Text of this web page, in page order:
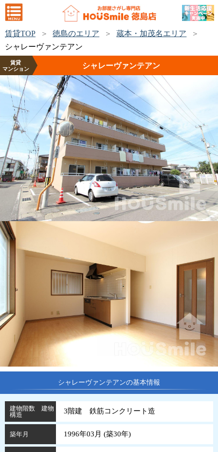
賃貸TOP 徳島のエリア
蔵本・加茂名エリア
シャレーヴァンテアン
賃貸
マンション
シャレーヴァンテアン
シャレーヴァンテアンの基本情報
建物階数 建物
構造
3階建 鉄筋コンクリート造
築年月 1996年03月 (築30年)